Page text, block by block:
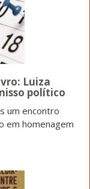
Luiza
político
um encontro
em homenagem